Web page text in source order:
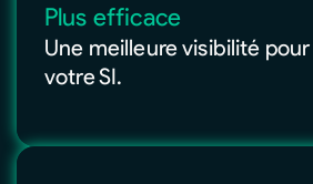
Plus efficace
Une meilleure visibilité
votre SI.